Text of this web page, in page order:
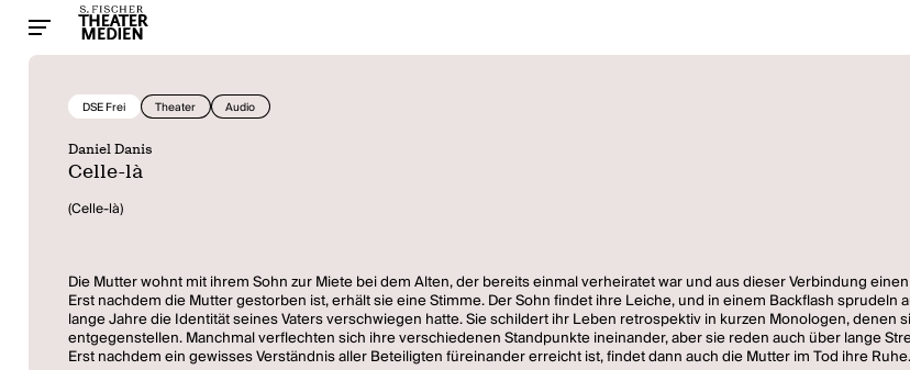
DSE Frei Theater Audio
Daniel Danis
Celle-là
(Celle-là)
Die Mutter wohnt mit ihrem Sohn zur Miete bei dem Alten, der bereits einmal verheiratet war und aus dieser Verbindung
Erst nachdem die Mutter gestorben ist, erhält sie eine Stimme. Der Sohn findet ihre Leiche, und in einem Backflash
lange Jahre die Identität seines Vaters verschwiegen hatte. Sie schildert ihr Leben retrospektiv in kurzen Monologen, denen
entgegenstellen. Manchmal verflechten sich ihre verschiedenen Standpunkte ineinander, aber sie reden auch über lange
Erst nachdem ein gewisses Verständnis aller Beteiligten füreinander erreicht ist, findet dann auch die Mutter im Tod ihre Ruhe.